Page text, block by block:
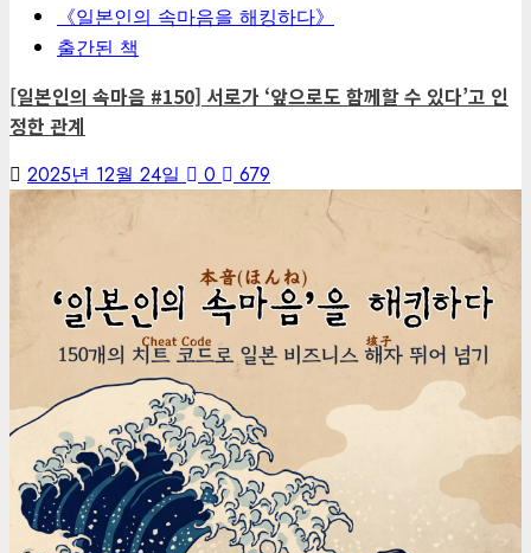
《일본인의 속마음을 해킹하다》
출간된 책
[일본인의 속마음 #150] 서로가 ‘앞으로도 함께할 수 있다’고 인
정한 관계
2025년 12월 24일 0 679